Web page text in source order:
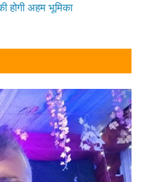
होगी अहम भूमिका